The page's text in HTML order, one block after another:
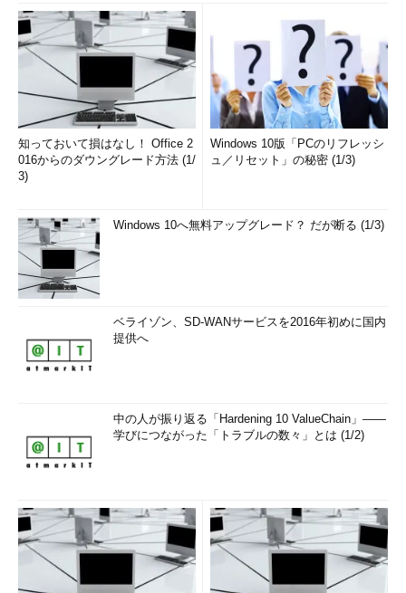
知っておいて損はなし！ Office 2
016からのダウングレード方法 (1/
3)
Windows 10版「PCのリフレッシ
ュ／リセット」の秘密 (1/3)
Windows 10へ無料アップグレード？ だが断る (1/3)
ベライゾン、SD-WANサービスを2016年初めに国内
提供へ
中の人が振り返る「Hardening 10 ValueChain」――
学びにつながった「トラブルの数々」とは (1/2)